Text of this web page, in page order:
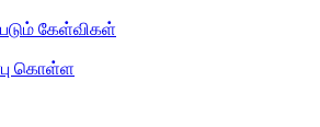
கேள்விகள்
கொள்ள